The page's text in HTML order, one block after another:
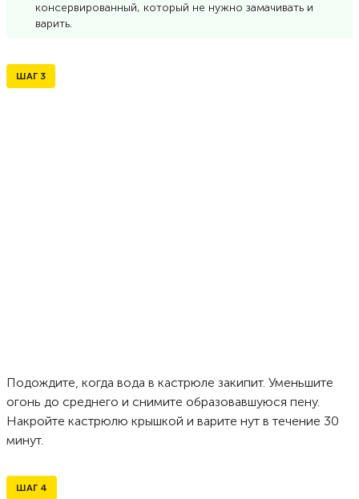
консервированный, который не нужно замачивать и
варить.
ШАГ 3
Подождите, когда вода в кастрюле закипит. Уменьшите
огонь до среднего и снимите образовавшуюся пену.
Накройте кастрюлю крышкой и варите нут в течение 30
минут.
ШАГ 4